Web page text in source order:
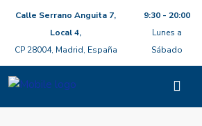
Calle Serrano Anguita 7,
Local 4,
CP 28004, Madrid, España
9:30 - 20:00
Lunes a
Sábado